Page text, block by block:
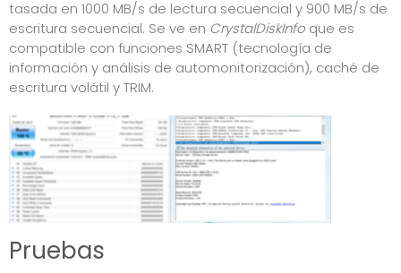
tasada en 1000 MB/s de lectura secuencial y 900 MB/s de
escritura secuencial. Se ve en CrystalDiskInfo que es
compatible con funciones SMART (tecnología de
información y análisis de automonitorización), caché de
escritura volátil y TRIM.
Pruebas